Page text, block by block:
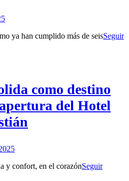
ya han cumplido más de seisSeguir
como destino
del Hotel
y confort, en el corazónSeguir